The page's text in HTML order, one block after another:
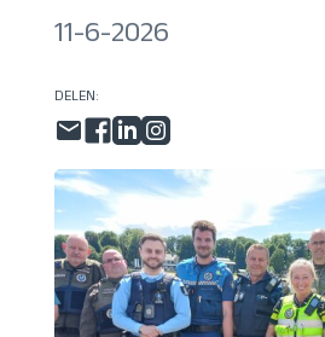
11-6-2026
DELEN: